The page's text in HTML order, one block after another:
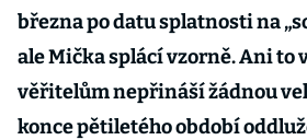
března po datu splatnosti na
ale Mička splácí vzorně. Ani to
věřitelům nepřináší žádnou
konce pětiletého období